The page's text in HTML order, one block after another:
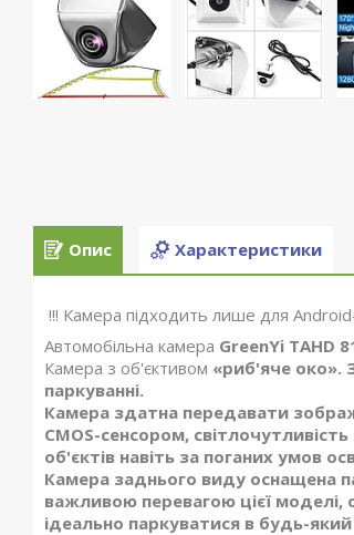
Опис Характеристики
!!! Камера підходить лише для
Автомобільна камера GreenYi TAHD
Камера з об'єктивом «риб'яче око».
паркуванні.
Камера здатна передавати
CMOS-сенсором,
об'єктів навіть за поганих умов
Камера заднього виду оснащена
важливою перевагою цієї моделі,
ідеально паркуватися в будь-